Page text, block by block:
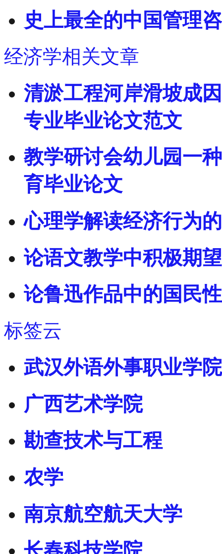
史上最全的中国管理
经济学相关文章
清淤工程河岸滑坡成
专业毕业论文范文
教学研讨会幼儿园一
育毕业论文
心理学解读经济行为
论语文教学中积极期
论鲁迅作品中的国民
标签云
武汉外语外事职业学院
广西艺术学院
勘查技术与工程
农学
南京航空航天大学